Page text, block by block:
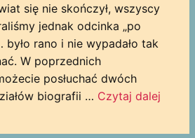
się nie skończył, wszyscy
jednak odcinka „po
było rano i nie wypadało tak
W poprzednich
posłuchać dwóch
biografii … Czytaj dalej